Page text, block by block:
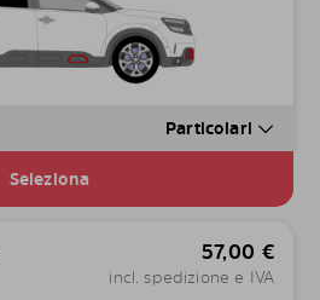
Particolari
Seleziona
57,00 €
incl. spedizione e IVA